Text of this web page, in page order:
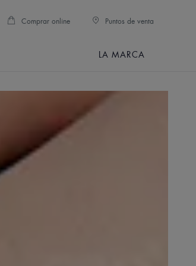
LA MARCA
Comprar online Puntos de venta